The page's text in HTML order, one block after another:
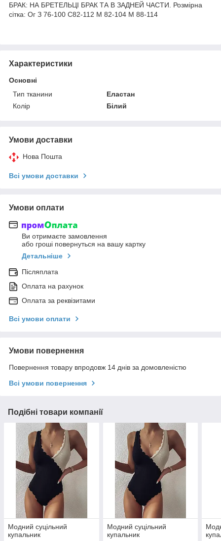
БРАК: НА БРЕТЕЛЬЦІ БРАК ТА В ЗАДНЕЙ ЧАСТИ. Розмірна
сітка: Ог З 76-100 С82-112 М 82-104 М 88-114
Характеристики
Основні
Тип тканини
Еластан
Колір
Білий
Умови доставки
Нова Пошта
Всі умови доставки
Умови оплати
Ви отримаєте замовлення
або гроші повернуться на вашу картку
Детальніше
Післяплата
Оплата на рахунок
Оплата за реквізитами
Всі умови оплати
Умови повернення
Повернення товару впродовж 14 днів за домовленістю
Всі умови повернення
Подібні товари компанії
Модний суцільний
купальник
Модний суцільний
купальник